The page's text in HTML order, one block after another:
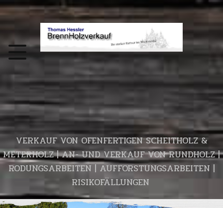
VERKAUF VON OFENFERTIGEN SCHEITHOLZ &
METERHOLZ | AN- UND VERKAUF VON RUNDHOLZ |
RODUNGSARBEITEN | AUFFORSTUNGSARBEITEN |
RISIKOFÄLLUNGEN